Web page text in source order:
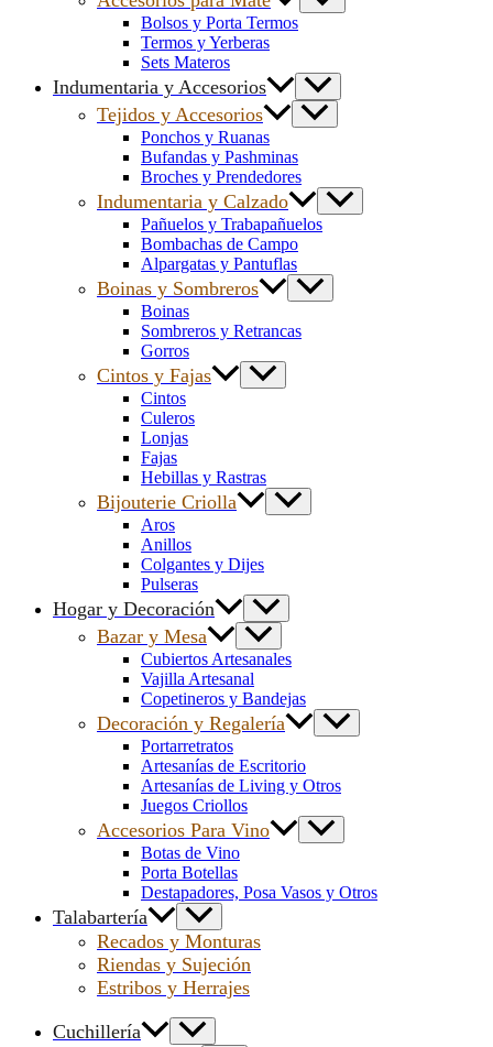
Bolsos y Porta Termos
Termos y Yerberas
Sets Materos
Indumentaria y Accesorios
Tejidos y Accesorios
Ponchos y Ruanas
Bufandas y Pashminas
Broches y Prendedores
Indumentaria y Calzado
Pañuelos y Trabapañuelos
Bombachas de Campo
Alpargatas y Pantuflas
Boinas y Sombreros
Boinas
Sombreros y Retrancas
Gorros
Cintos y Fajas
Cintos
Culeros
Lonjas
Fajas
Hebillas y Rastras
Bijouterie Criolla
Aros
Anillos
Colgantes y Dijes
Pulseras
Hogar y Decoración
Bazar y Mesa
Cubiertos Artesanales
Vajilla Artesanal
Copetineros y Bandejas
Decoración y Regalería
Portarretratos
Artesanías de Escritorio
Artesanías de Living y Otros
Juegos Criollos
Accesorios Para Vino
Botas de Vino
Porta Botellas
Destapadores, Posa Vasos y Otros
Talabartería
Recados y Monturas
Riendas y Sujeción
Estribos y Herrajes
Cuchillería